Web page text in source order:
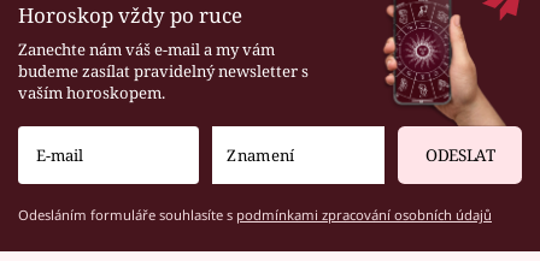
Horoskop vždy po ruce
Zanechte nám váš e-mail a my vám
budeme zasílat pravidelný newsletter s
vaším horoskopem.
ODESLAT
Odesláním formuláře souhlasíte s podmínkami zpracování osobních údajů